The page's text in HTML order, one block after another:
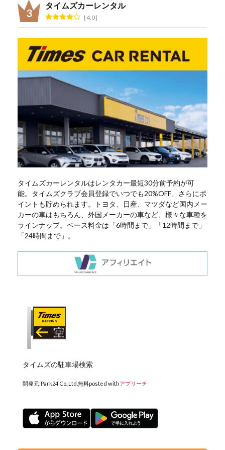
タイムズカーレンタル
4.0
タイムズカーレンタルはレンタカー最短30分前予約が可
能。タイムズクラブ会員登録でいつでも20%OFF、さらにポ
イントも貯められます。トヨタ、日産、マツダなど国内メー
カーの車はもちろん、外国メーカーの車など、様々な車種を
ラインナップ。ベース料金は「6時間まで」「12時間まで」
「24時間まで」。
タイムズの駐車場検索
開発元:Park24 Co.,Ltd. 無料posted withアプリーチ